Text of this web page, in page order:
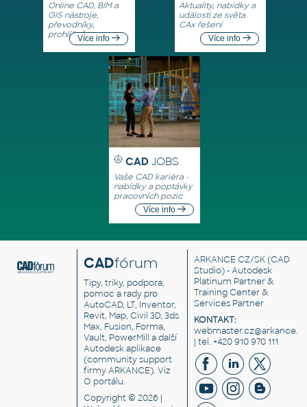
Online CAD, BIM a
GIS nástroje,
převodníky,
prohlížečeVíce info
Aktuality, nabídky a
události ze světa
CAx řešení
Více info
CAD JOBS
Vaše CAD kariéra -
nabídky a poptávky
pracovních pozic
Více info
CADfórum
Tipy, triky, podpora,
pomoc a rady pro
AutoCAD, LT, Inventor,
Revit, Map, Civil 3D, 3ds
Max, Fusion, Forma,
Vault, PowerMill a další
Autodesk aplikace
(community support
firmy ARKANCE). Viz
O portálu.
Copyright © 2026 |
ARKANCE CZ/SK(CAD
Studio) - Autodesk
Platinum Partner &
Training Center &
Services Partner
KONTAKT:
| tel. +420 910 970 111